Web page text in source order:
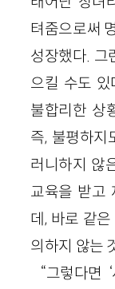
텨줌으로써
성장했다. 그
으킬 수도
불합리한 상
즉, 불평하지
러니하지 않
교육을 받고
데, 바로 같
의하지 않는
“그렇다면